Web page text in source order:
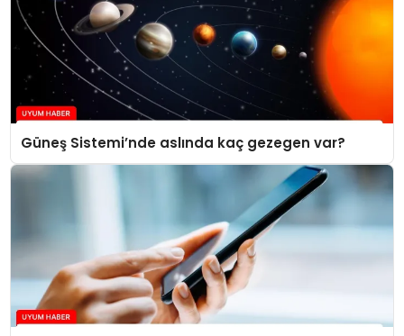
Güneş Sistemi’nde aslında kaç gezegen var?